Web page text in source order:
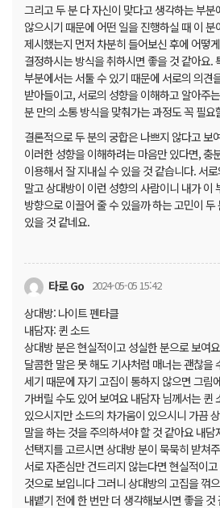
그리고 두 분 다 자신이 맞다고 생각하는 부분
않으시기 때문에 어떤 일을 진행하실 때 이 분
제시했는지 먼저 차분히 들어보신 후에 어떻
결정하시는 방식을 취하시면 좋을 것 같아요.
부분에서는 서툴 수 있기 때문에 서로의 의견
받아들이고, 서로의 성향을 이해하고 알아주
분 만의 소통 방식을 맞춰가는 과정도 꼭 필요
결론적으로 두 분의 궁합은 나쁘지 않다고 보
이러한 성향을 이해하려는 마음만 있다면, 충
이용해서 잘 지내실 수 있을 것 같습니다. 서
말고 상대방이 이런 성향의 사람이니 내가 이
방향으로 이끌어 줄 수 있을까 하는 고민이
있을 것 같네요.
타로 Go 2024-05-05 15:42
상대방: 나이트 펜타클
내담자: 퀸 소드
상대방 분은 현실적이고 성실한 분으로 보여
달콤한 말은 못 해도 기사처럼 매너는 괜찮을
세기 때문에 자기 고집이 통하지 않으면 그림
가버릴 수도 있어 보여요 내담자 님께서는 퀸
있으시지만 소드의 차가움이 있으시니 가끔
말을 하는 것을 주의하셔야 할 것 같아요 내
선택지를 고르시면 상대방 분이 묵묵히 받쳐
서로 자존심만 건드리지 않는다면 현실적이
것으로 보입니다 그러니 상대방의 고집을 꺾
내뱉기 전에 한 번만 더 생각해보시면 좋을 것